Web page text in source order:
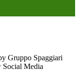
Gruppo Spaggiari
Media